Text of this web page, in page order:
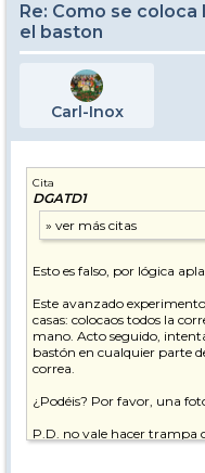
Re: Como se
el baston
Carl-Inox
Cita
DGATD1
Esto es falso, por lógica
Este avanzado
casas: colocaos todos la
mano. Acto seguido,
bastón en cualquier parte
correa.
¿Podéis? Por favor, una
P.D. no vale hacer trampa